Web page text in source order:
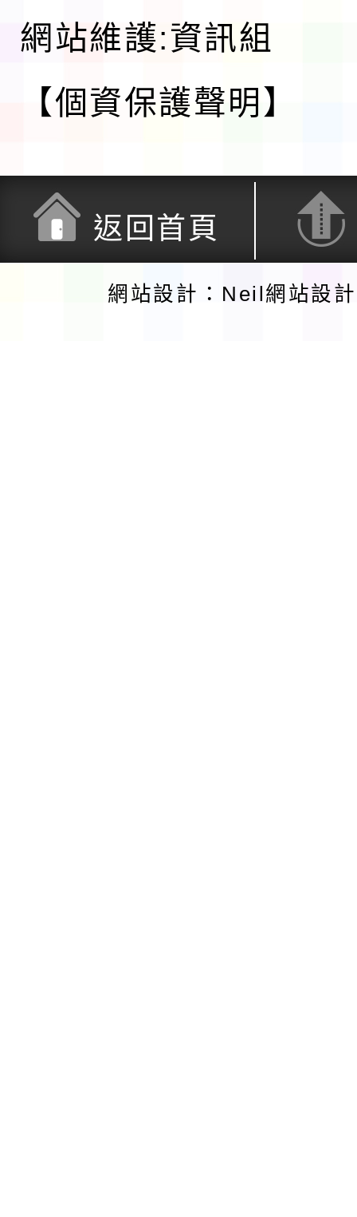
網站維護:資訊組
【個資保護聲明】
返回首頁
網站設計：Neil網站設